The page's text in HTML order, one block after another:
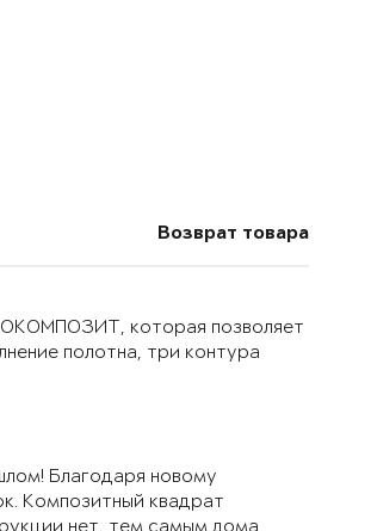
Возврат товара
которая позволяет
полотна, три контура
Благодаря новому
Композитный квадрат
нет, тем самым дома